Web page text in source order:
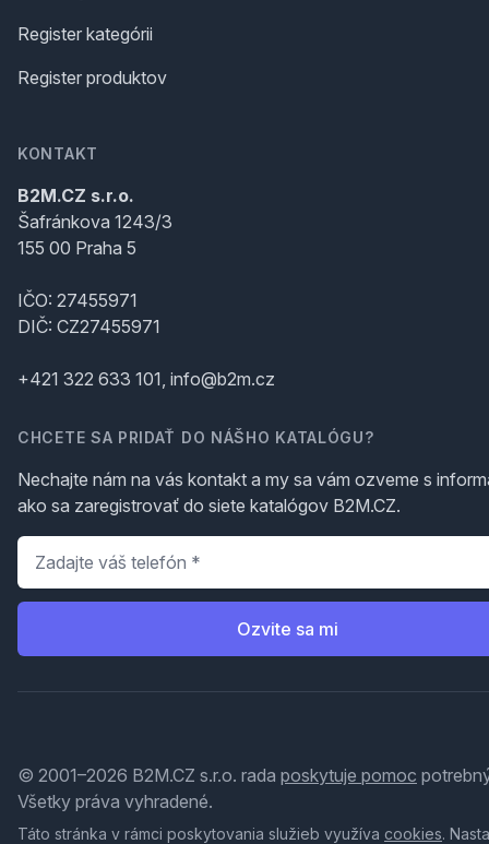
Register kategórii
Register produktov
KONTAKT
B2M.CZ s.r.o.
Šafránkova 1243/3
155 00 Praha 5
IČO: 27455971
DIČ: CZ27455971
+421 322 633 101, info@b2m.cz
CHCETE SA PRIDAŤ DO NÁŠHO KATALÓGU?
Nechajte nám na vás kontakt a my sa vám ozveme s
ako sa zaregistrovať do siete katalógov B2M.CZ.
Telefón
Ozvite sa mi
© 2001–2026 B2M.CZ s.r.o. rada poskytuje pomoc
Všetky práva vyhradené.
Táto stránka v rámci poskytovania služieb využíva cookies.